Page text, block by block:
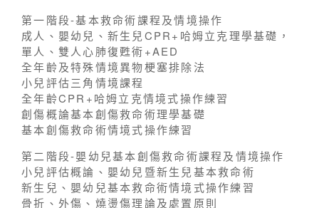
第一階段-基本救命術課程及情境操作
成人、嬰幼兒、新生兒CPR+哈姆立克理學基礎，
單人、雙人心肺復甦術+AED
全年齡及特殊情境異物梗塞排除法
小兒評估三角情境課程
全年齡CPR+哈姆立克情境式操作練習
創傷概論基本創傷救命術理學基礎
基本創傷救命術情境式操作練習
第二階段-嬰幼兒基本創傷救命術課程及情境操作
小兒評估概論、嬰幼兒暨新生兒基本救命術
新生兒、嬰幼兒基本救命術情境式操作練習
骨折、外傷、燒燙傷理論及處置原則